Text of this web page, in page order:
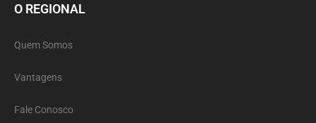
O REGIONAL
Quem Somos
Vantagens
Fale Conosco